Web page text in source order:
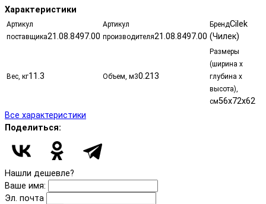
Характеристики
Артикул
поставщика21.08.8497.00
Артикул
производителя21.08.8497.00
БрендCilek
(Чилек)
Вес, кг11.3 Объем, м30.213
Размеры
(ширина х
глубина х
высота),
см56х72х62
Все характеристики
Поделиться:
Нашли дешевле?
Ваше имя:
Эл. почта